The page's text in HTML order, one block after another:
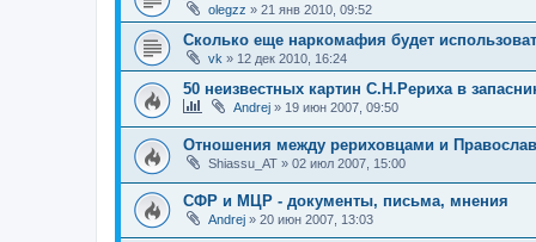
olegzz » 21 янв 2010, 09:52
Сколько еще наркомафия будет
vk » 12 дек 2010, 16:24
50 неизвестных картин С.Н.Рериха в
Andrej » 19 июн 2007, 09:50
Отношения между рериховцами и
Shiassu_AT » 02 июл 2007, 15:00
СФР и МЦР - документы, письма, мнения
Andrej » 20 июн 2007, 13:03